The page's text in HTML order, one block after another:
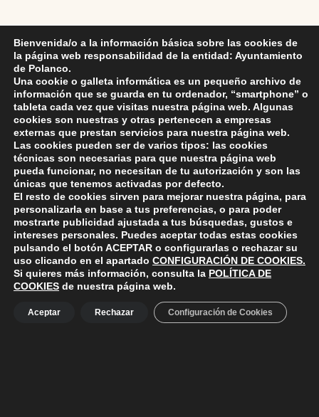
Skip back to main navigation
DEJA UNA RESPUESTA
Lo siento, debes estarconectadopara publicar un
comentario.
ayuntamiento de polanco
AYUNTAMIENTO DE POLANCO
Ayuntamiento de Polanco. La iglesia R-29 39313 Polanco
Cantabria.
+34 942 82 42 00
+34 942 82 49 75
info@aytopolanco.org
Bienvenida/o a la información básica sobre las cookies de
la página web responsabilidad de la entidad: Ayuntamiento
de Polanco.
Una cookie o galleta informática es un pequeño archivo de
información que se guarda en tu ordenador, “smartphone” o
tableta cada vez que visitas nuestra página web. Algunas
cookies son nuestras y otras pertenecen a empresas
externas que prestan servicios para nuestra página web.
Las cookies pueden ser de varios tipos: las cookies
técnicas son necesarias para que nuestra página web
pueda funcionar, no necesitan de tu autorización y son las
únicas que tenemos activadas por defecto.
El resto de cookies sirven para mejorar nuestra página, para
personalizarla en base a tus preferencias, o para poder
mostrarte publicidad ajustada a tus búsquedas, gustos e
intereses personales. Puedes aceptar todas estas cookies
pulsando el botón ACEPTAR o configurarlas o rechazar su
uso clicando en el apartado CONFIGURACIÓN DE COOKIES.
Si quieres más información, consulta la POLÍTICA DE
COOKIES de nuestra página web.
Aceptar Rechazar Configuración de Cookies